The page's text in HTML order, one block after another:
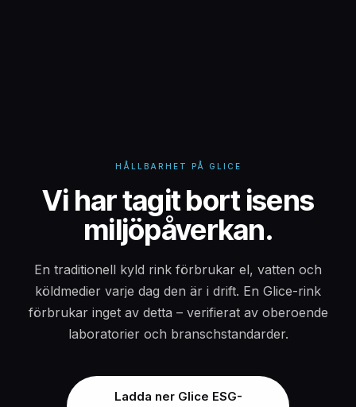
HÅLLBARHET PÅ GLICE
Vi har tagit bort isens
miljöpåverkan.
En traditionell kyld rink förbrukar el, vatten och
köldmedier varje dag den är i drift. En Glice-rink
förbrukar inget av detta – verifierat av oberoende
laboratorier och branschstandarder.
Ladda ner Glice ESG-